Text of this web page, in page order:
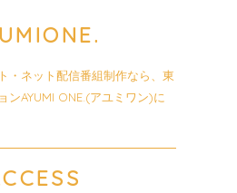
ONE.
・ネット配信番組制作なら、東
ンAYUMI ONE.(アユミワン)に